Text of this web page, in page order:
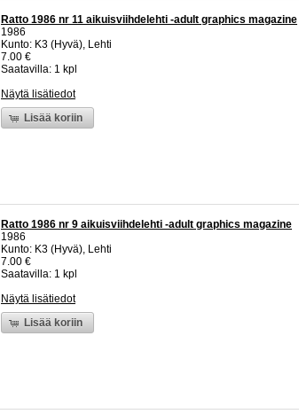
Ratto 1986 nr 11 aikuisviihdelehti -adult graphics magazine
1986
Kunto: K3 (Hyvä), Lehti
7.00 €
Saatavilla: 1 kpl
Näytä lisätiedot
Lisää koriin
Ratto 1986 nr 9 aikuisviihdelehti -adult graphics magazine
1986
Kunto: K3 (Hyvä), Lehti
7.00 €
Saatavilla: 1 kpl
Näytä lisätiedot
Lisää koriin